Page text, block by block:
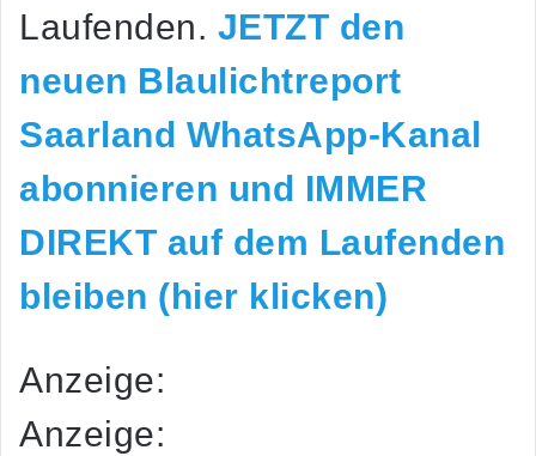
Laufenden. JETZT den
neuen Blaulichtreport
Saarland WhatsApp-Kanal
abonnieren und IMMER
DIREKT auf dem Laufenden
bleiben (hier klicken)
Anzeige:
Anzeige: